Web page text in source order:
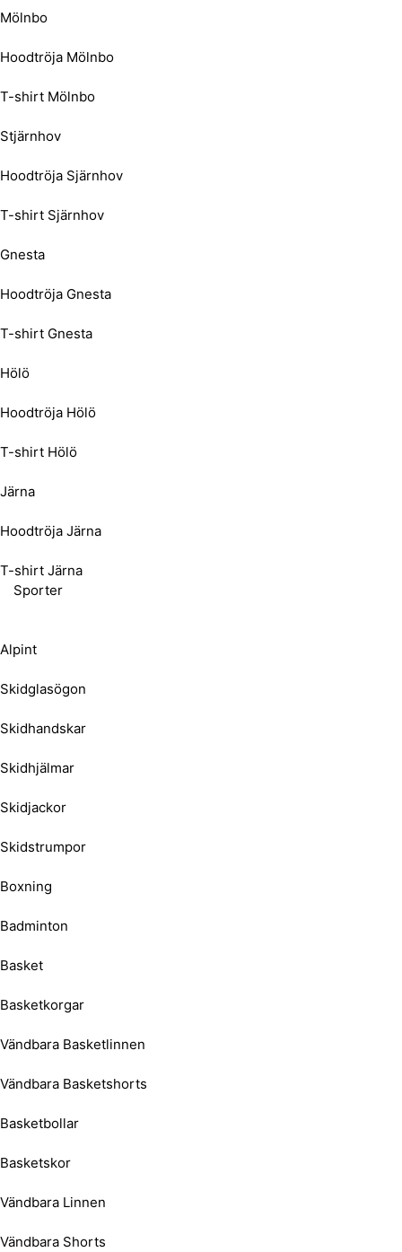
Mölnbo
Hoodtröja Mölnbo
T-shirt Mölnbo
Stjärnhov
Hoodtröja Sjärnhov
T-shirt Sjärnhov
Gnesta
Hoodtröja Gnesta
T-shirt Gnesta
Hölö
Hoodtröja Hölö
T-shirt Hölö
Järna
Hoodtröja Järna
T-shirt Järna
Sporter
Alpint
Skidglasögon
Skidhandskar
Skidhjälmar
Skidjackor
Skidstrumpor
Boxning
Badminton
Basket
Basketkorgar
Vändbara Basketlinnen
Vändbara Basketshorts
Basketbollar
Basketskor
Vändbara Linnen
Vändbara Shorts